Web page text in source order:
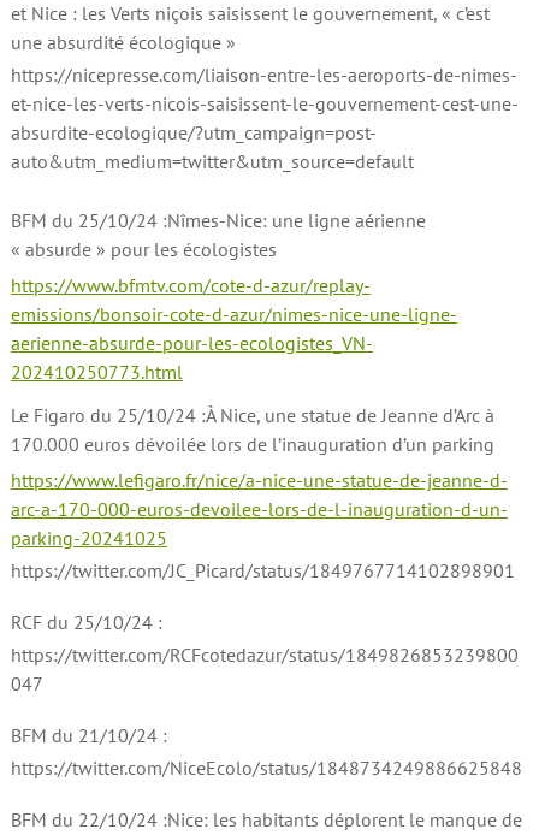
et Nice : les Verts niçois saisissent le gouvernement, « c’est
une absurdité écologique »
https://nicepresse.com/liaison-entre-les-aeroports-de-nimes-
et-nice-les-verts-nicois-saisissent-le-gouvernement-cest-une-
absurdite-ecologique/?utm_campaign=post-
auto&utm_medium=twitter&utm_source=default
BFM du 25/10/24 :Nîmes-Nice: une ligne aérienne
« absurde » pour les écologistes
https://www.bfmtv.com/cote-d-azur/replay-
emissions/bonsoir-cote-d-azur/nimes-nice-une-ligne-
aerienne-absurde-pour-les-ecologistes_VN-
202410250773.html
Le Figaro du 25/10/24 :À Nice, une statue de Jeanne d’Arc à
170.000 euros dévoilée lors de l’inauguration d’un parking
https://www.lefigaro.fr/nice/a-nice-une-statue-de-jeanne-d-
arc-a-170-000-euros-devoilee-lors-de-l-inauguration-d-un-
parking-20241025
https://twitter.com/JC_Picard/status/1849767714102898901
RCF du 25/10/24 :
https://twitter.com/RCFcotedazur/status/1849826853239800
047
BFM du 21/10/24 :
https://twitter.com/NiceEcolo/status/1848734249886625848
BFM du 22/10/24 :Nice: les habitants déplorent le manque de